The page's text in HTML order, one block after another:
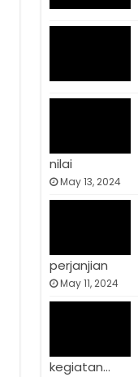
nilai
May 13, 2024
perjanjian
May 11, 2024
kegiatan…